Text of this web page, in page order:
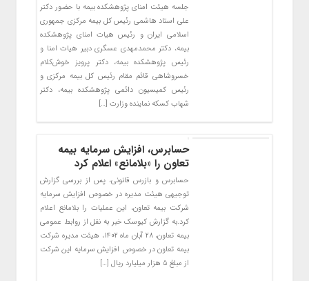
جلسه هیئت امنای پژوهشکده بیمه با حضور دکتر
علی استاد هاشمی رئیس کل بیمه مرکزی جمهوری
اسلامی ایران و رئیس هیات امنای پژوهشکده
بیمه، دکتر محمدمهدی عسگری دبیر هیات امنا و
رئیس پژوهشکده بیمه، دکتر پرویز خوش‌کلام
خسروشاهی قائم مقام رئیس کل بیمه مرکزی و
رئیس کمیسیون دائمی پژوهشکده بیمه، دکتر
شهاب کسکه نماینده وزارت […]
حسابرس، افزایش سرمایه بیمه
تعاون را «بلامانع» اعلام کرد
حسابرس و بازرس قانونی، پس از بررسی گزارش
توجیهی هیئت مدیره در خصوص افزایش سرمایه
شرکت بیمه تعاون، این عملیات را بلامانع اعلام
کرد.به گزارش کیوسک خبر به نقل از روابط عمومی
بیمه تعاون، ۲۸ آبان ماه ۱۴۰۲، هیئت مدیره شرکت
بیمه تعاون در خصوص افزایش سرمایه این شرکت
از مبلغ ۵ هزار میلیارد ریال […]